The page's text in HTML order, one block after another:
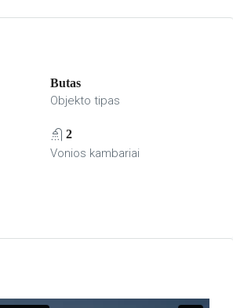
Butas
Objekto tipas
2
Vonios kambariai